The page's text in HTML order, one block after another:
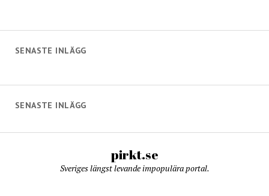
SENASTE INLÄGG
SENASTE INLÄGG
pirkt.se
Sveriges längst levande impopulära portal.